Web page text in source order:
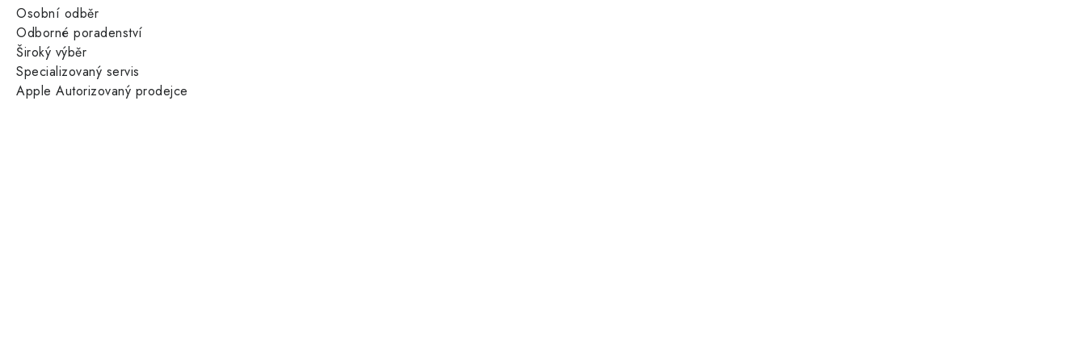
Osobní odběr
Odborné poradenství
Široký výběr
Specializovaný servis
Apple Autorizovaný prodejce